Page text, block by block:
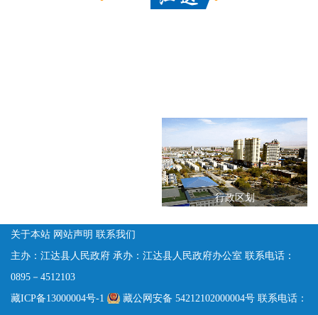
行政区划
关于本站 网站声明 联系我们
主办：江达县人民政府 承办：江达县人民政府办公室 联系电话：
0895－4512103
藏ICP备13000004号-1
藏公网安备 54212102000004号 联系电话：